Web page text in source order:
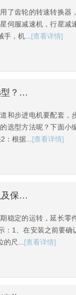
了齿轮的转速转换器
伺服减速机，行星减
，机... [查看详情]
[交流伺服驱动器]步进电机驱动器怎么选型？（收藏）
和步进电机要配套，
选型方法呢？下面小
根据... [查看详情]
[伺服驱动器调试]怎么安装行星减速机以及保养呢，其实很简单
稳定的运转，延长零
：1、在安装之前要确
尺... [查看详情]